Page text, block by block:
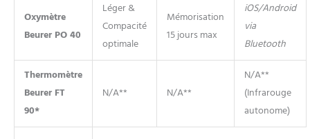
Oxymètre
Beurer PO 40
Léger &
Compacité
optimale
Mémorisation
15 jours max
iOS/Android
via
Bluetooth
Thermomètre
Beurer FT
90*
N/A** N/A**
N/A**
(Infrarouge
autonome)